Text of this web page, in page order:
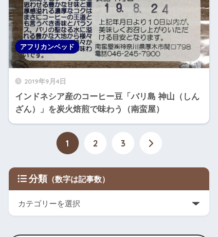
2019年9月4日
インドネシア産のコーヒー豆「バリ島 神山（しん
ざん）」を炭火焙煎で味わう（南蛮屋）
アフリカンベッド
1 2 3
分類